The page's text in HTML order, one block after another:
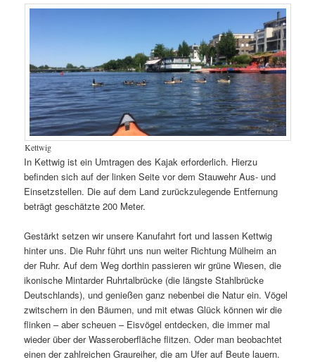
Kettwig
In Kettwig ist ein Umtragen des Kajak erforderlich. Hierzu
befinden sich auf der linken Seite vor dem Stauwehr Aus- und
Einsetzstellen. Die auf dem Land zurückzulegende Entfernung
beträgt geschätzte 200 Meter.
Gestärkt setzen wir unsere Kanufahrt fort und lassen Kettwig
hinter uns. Die Ruhr führt uns nun weiter Richtung Mülheim an
der Ruhr. Auf dem Weg dorthin passieren wir grüne Wiesen, die
ikonische Mintarder Ruhrtalbrücke (die längste Stahlbrücke
Deutschlands), und genießen ganz nebenbei die Natur ein. Vögel
zwitschern in den Bäumen, und mit etwas Glück können wir die
flinken – aber scheuen – Eisvögel entdecken, die immer mal
wieder über der Wasseroberfläche flitzen. Oder man beobachtet
einen der zahlreichen Graureiher, die am Ufer auf Beute lauern.